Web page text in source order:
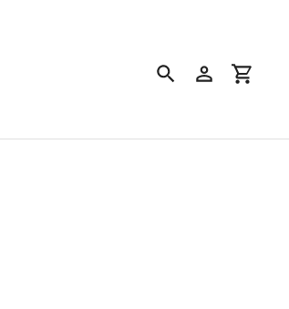
SuchenEinloggen